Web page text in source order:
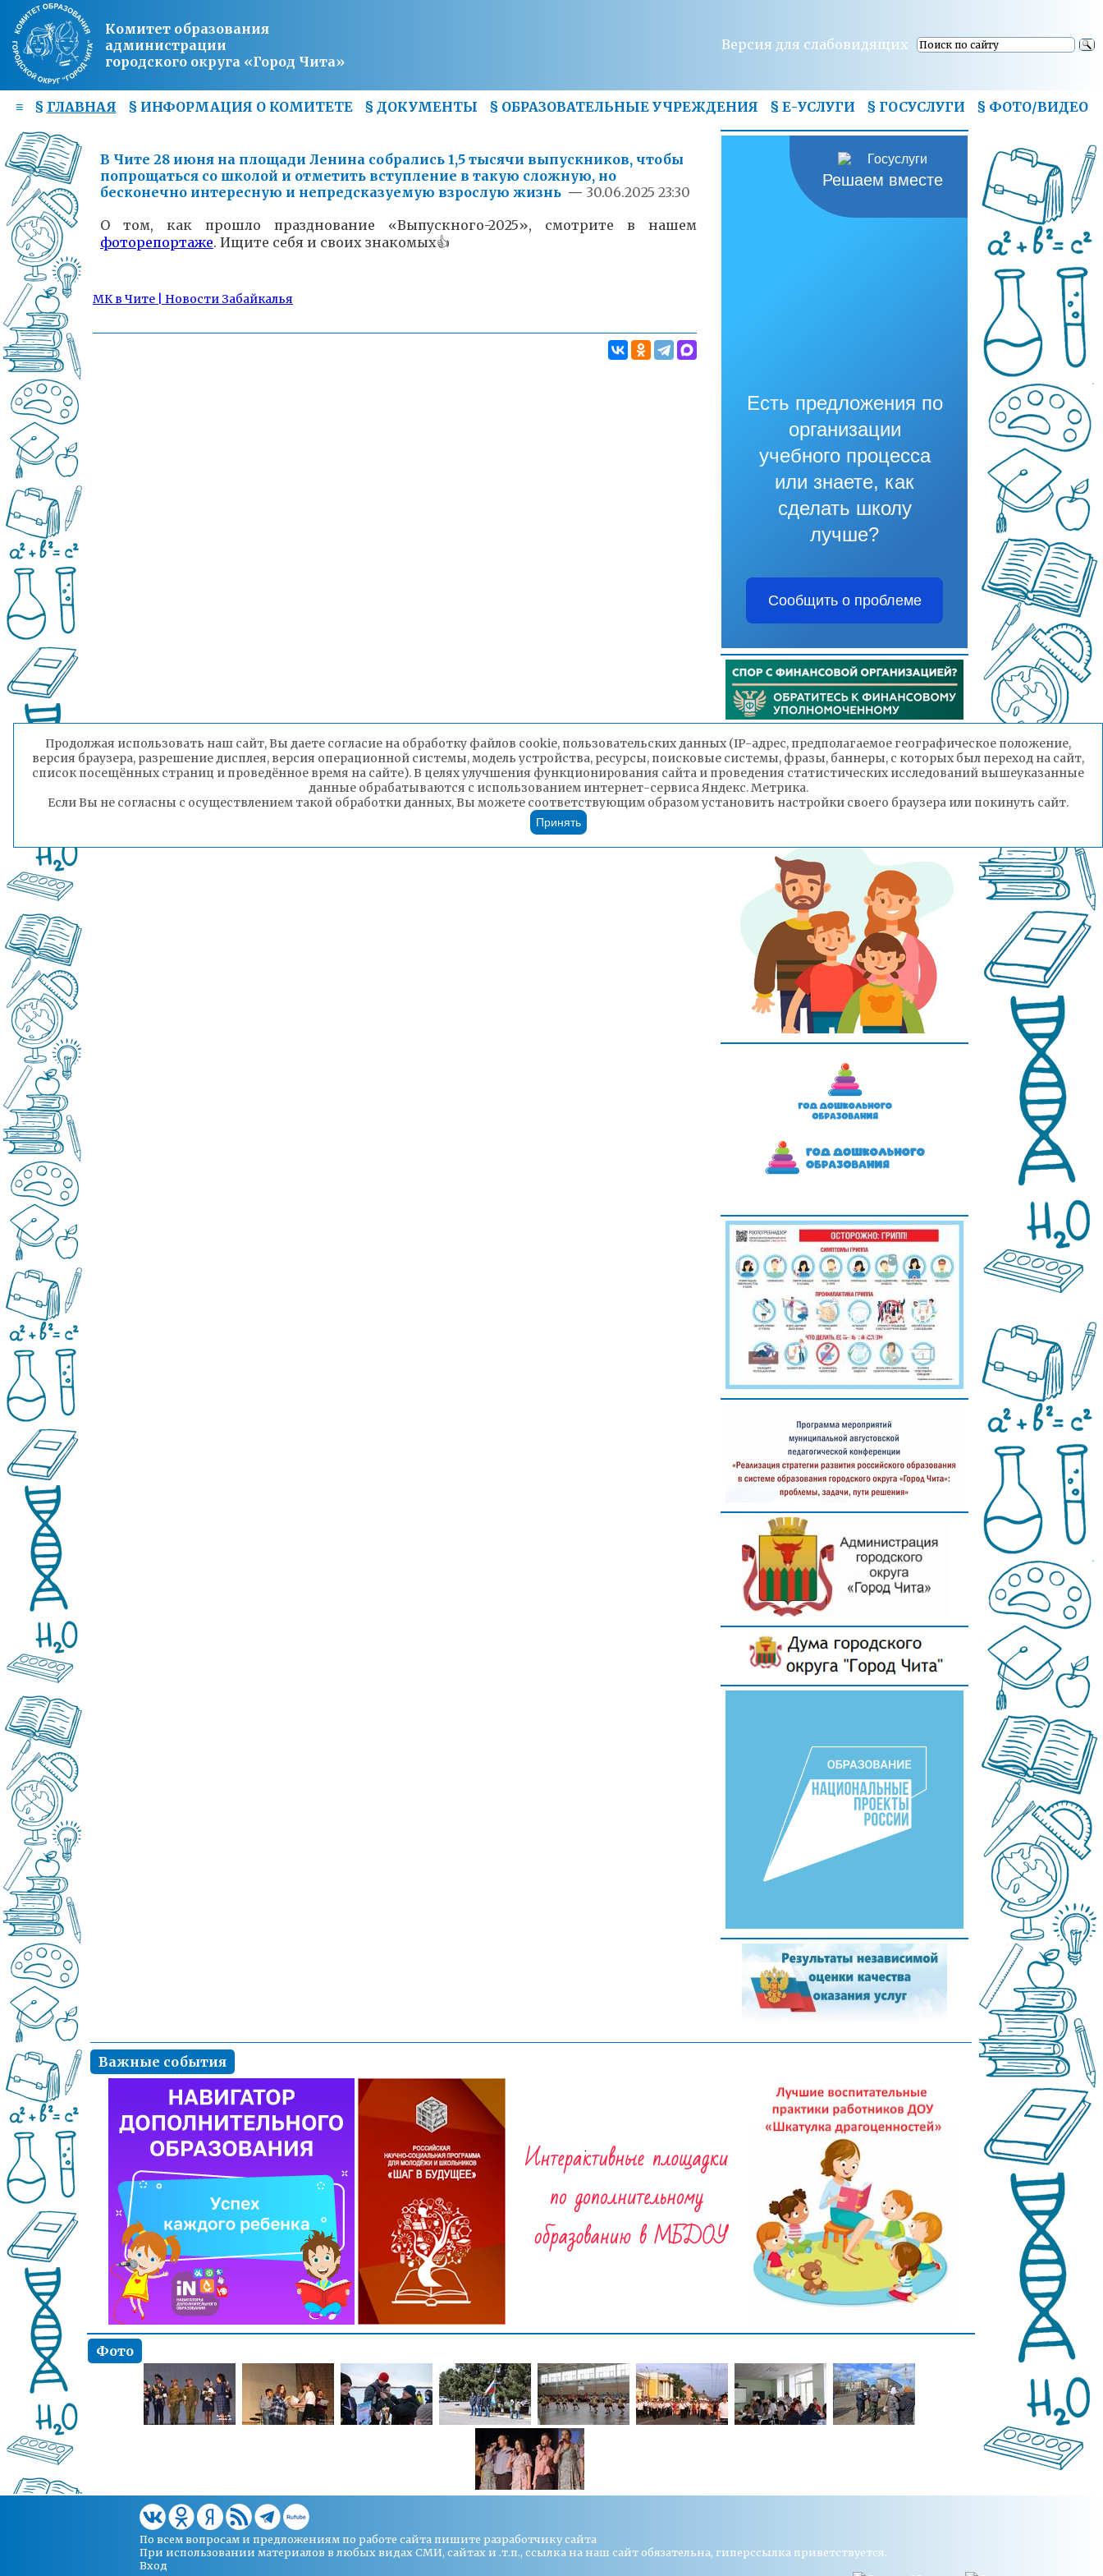
Комитет образования
администрации
городского округа «Город Чита»
Версия для слабовидящих
≡ § ГЛАВНАЯ § ИНФОРМАЦИЯ О КОМИТЕТЕ § ДОКУМЕНТЫ § ОБРАЗОВАТЕЛЬНЫЕ УЧРЕЖДЕНИЯ § Е-УСЛУГИ § ГОСУСЛУГИ § ФОТО/ВИДЕО
В Чите 28 июня на площади Ленина собрались 1,5 тысячи выпускников, чтобы
попрощаться со школой и отметить вступление в такую сложную, но
бесконечно интересную и непредсказуемую взрослую жизнь — 30.06.2025 23:30
О том, как прошло празднование «Выпускного-2025», смотрите в нашем
фоторепортаже. Ищите себя и своих знакомых👍
МК в Чите | Новости Забайкалья
Решаем вместе
Есть предложения по
организации
учебного процесса
или знаете, как
сделать школу
лучше?
Сообщить о проблеме
Важные события
Фото
По всем вопросам и предложениям по работе сайта пишите разработчику сайта
При использовании материалов в любых видах СМИ, сайтах и .т.п., ссылка на наш сайт обязательна, гиперссылка приветствуется.
Вход
Продолжая использовать наш сайт, Вы даете согласие на обработку файлов cookie, пользовательских данных (IP-адрес, предполагаемое географическое положение,
версия браузера, разрешение дисплея, версия операционной системы, модель устройства, ресурсы, поисковые системы, фразы, баннеры, с которых был переход на сайт,
список посещённых страниц и проведённое время на сайте). В целях улучшения функционирования сайта и проведения статистических исследований вышеуказанные
данные обрабатываются с использованием интернет-сервиса Яндекс. Метрика.
Если Вы не согласны с осуществлением такой обработки данных, Вы можете соответствующим образом установить настройки своего браузера или покинуть сайт.
Принять